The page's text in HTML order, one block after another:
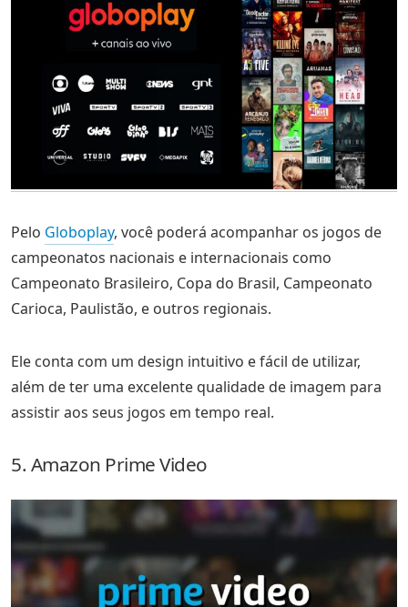
Pelo Globoplay, você poderá acompanhar os jogos de
campeonatos nacionais e internacionais como
Campeonato Brasileiro, Copa do Brasil, Campeonato
Carioca, Paulistão, e outros regionais.
Ele conta com um design intuitivo e fácil de utilizar,
além de ter uma excelente qualidade de imagem para
assistir aos seus jogos em tempo real.
5. Amazon Prime Video